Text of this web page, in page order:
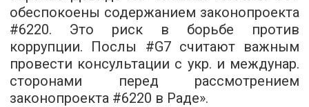
обеспокоены содержанием законопроекта
#6220. Это риск в борьбе против
коррупции. Послы #G7 считают важным
провести консультации с укр. и междунар.
сторонами перед рассмотрением
законопроекта #6220 в Раде».